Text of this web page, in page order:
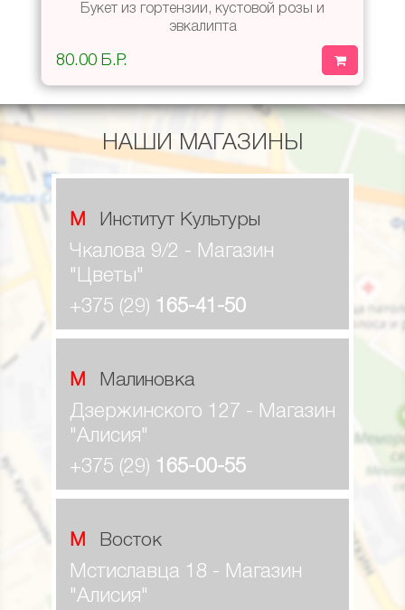
Букет из гортензии, кустовой розы и
эвкалипта
80.00 Б.Р.
НАШИ МАГАЗИНЫ
М Институт Культуры
Чкалова 9/2 - Магазин
"Цветы"
+375 (29) 165-41-50
М Малиновка
Дзержинского 127 - Магазин
"Алисия"
+375 (29) 165-00-55
М Восток
Мстиславца 18 - Магазин
"Алисия"